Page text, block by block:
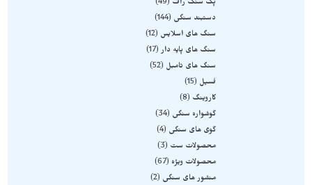
پک سنگ راف
49
دستبند سنگی
144
سنگ های اسلایس
12
سنگ های پایه دار 17
سنگ های تامبل
52
فسیل
15
کاروینگ
8
گوشواره سنگی
34
گوی های سنگی
4
محصولات ست
3
محصولات ویژه
67
منشور های سنگی
2